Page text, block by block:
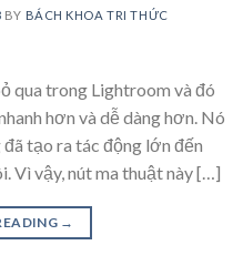
BY BÁCH KHOA TRI THỨC
qua trong Lightroom và đó
hơn và dễ dàng hơn. Nó
tạo ra tác động lớn đến
Vì vậy, nút ma thuật này […]
→